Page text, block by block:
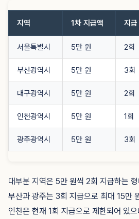
지역 1차 지급액 지
서울특별시 5만 원 2회
부산광역시 5만 원 3회
대구광역시 5만 원 2회
인천광역시 5만 원 1회
광주광역시 5만 원 3회
대부분 지역은 5만 원씩 2회 지급하는
부산과 광주는 3회 지급으로 최대 15만
인천은 현재 1회 지급으로 제한되어 있으